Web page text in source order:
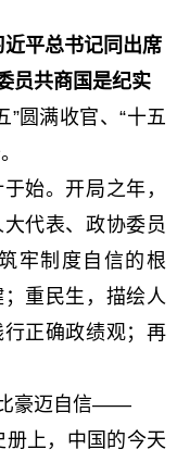
平总书记同出席
员共商国是纪实
圆满收官、“十五
始。开局之年，
代表、政协委员
牢制度自信的根
重民生，描绘人
正确政绩观；再
豪迈自信——
上，中国的今天